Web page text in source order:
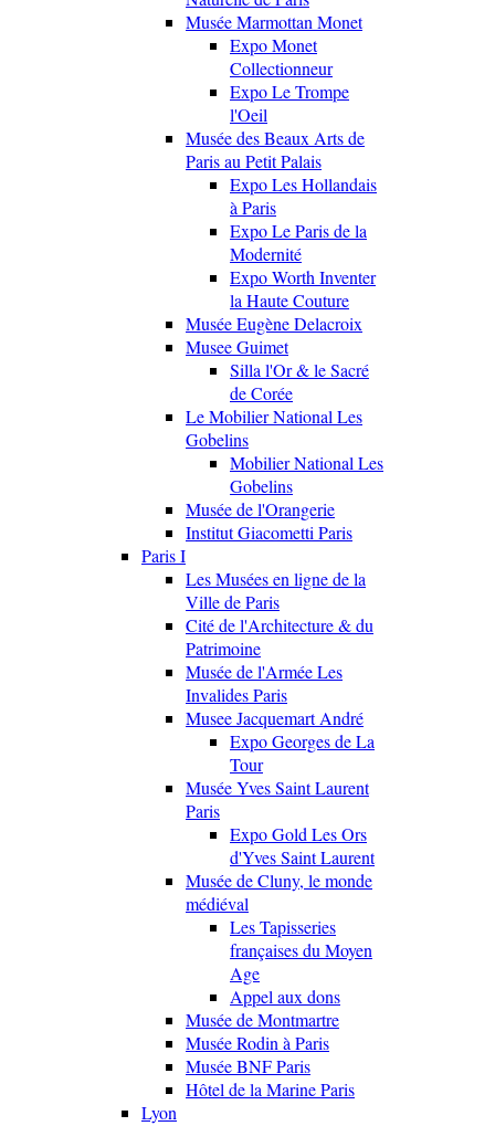
Musée Marmottan Monet
Expo Monet
Collectionneur
Expo Le Trompe
l'Oeil
Musée des Beaux Arts de
Paris au Petit Palais
Expo Les Hollandais
à Paris
Expo Le Paris de la
Modernité
Expo Worth Inventer
la Haute Couture
Musée Eugène Delacroix
Musee Guimet
Silla l'Or & le Sacré
de Corée
Le Mobilier National Les
Gobelins
Mobilier National Les
Gobelins
Musée de l'Orangerie
Institut Giacometti Paris
Paris I
Les Musées en ligne de la
Ville de Paris
Cité de l'Architecture & du
Patrimoine
Musée de l'Armée Les
Invalides Paris
Musee Jacquemart André
Expo Georges de La
Tour
Musée Yves Saint Laurent
Paris
Expo Gold Les Ors
d'Yves Saint Laurent
Musée de Cluny, le monde
médiéval
Les Tapisseries
françaises du Moyen
Age
Appel aux dons
Musée de Montmartre
Musée Rodin à Paris
Musée BNF Paris
Hôtel de la Marine Paris
Lyon